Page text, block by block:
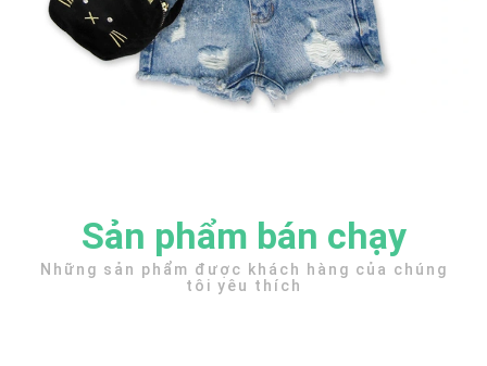
Sản phẩm bán chạy
Những sản phẩm được khách hàng của chúng
tôi yêu thích